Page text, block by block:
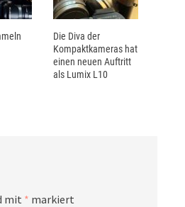
Die Diva der
Kompaktkameras hat
einen neuen Auftritt
als Lumix L10
mit * markiert